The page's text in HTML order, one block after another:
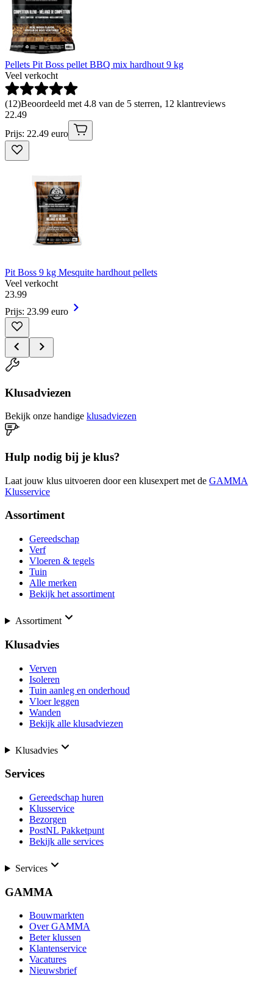
Pellets Pit Boss pellet BBQ mix hardhout 9 kg
Veel verkocht
(12)Beoordeeld met 4.8 van de 5 sterren, 12 klantreviews
22.49
Prijs: 22.49 euro
Pit Boss 9 kg Mesquite hardhout pellets
Veel verkocht
23.99
Prijs: 23.99 euro
Klusadviezen
Bekijk onze handige klusadviezen
Hulp nodig bij je klus?
Laat jouw klus uitvoeren door een klusexpert met de GAMMA
Klusservice
Assortiment
Gereedschap
Verf
Vloeren & tegels
Tuin
Alle merken
Bekijk het assortiment
Assortiment
Klusadvies
Verven
Isoleren
Tuin aanleg en onderhoud
Vloer leggen
Wanden
Bekijk alle klusadviezen
Klusadvies
Services
Gereedschap huren
Klusservice
Bezorgen
PostNL Pakketpunt
Bekijk alle services
Services
GAMMA
Bouwmarkten
Over GAMMA
Beter klussen
Klantenservice
Vacatures
Nieuwsbrief